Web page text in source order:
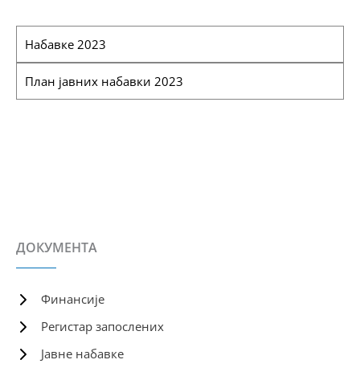
Набавке 2023
План јавних набавки 2023
ДОКУМЕНТА
Финансије
Регистар запослених
Јавне набавке